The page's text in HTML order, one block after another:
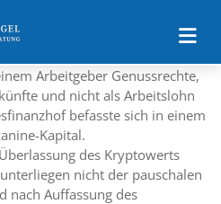
Arbeitgeber Genussrechte,
und nicht als Arbeitslohn
befasste sich in einem
Kapital.
des Kryptowerts
nicht der pauschalen
nach Auffassung des